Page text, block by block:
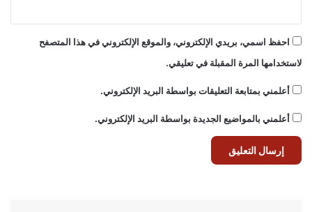
احفظ اسمي، بريدي الإلكتروني، والموقع الإلكتروني في هذا المتصفح
لاستخدامها المرة المقبلة في تعليقي.
أعلمني بمتابعة التعليقات بواسطة البريد الإلكتروني.
أعلمني بالمواضيع الجديدة بواسطة البريد الإلكتروني.